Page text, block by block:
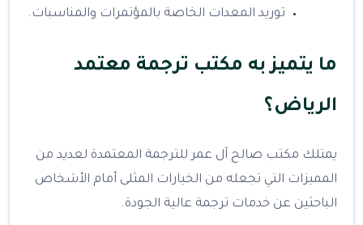
توريد المعدات الخاصة بالمؤتمرات والمناسبات.
ما يتميز به مكتب ترجمة معتمد
الرياض؟
يمتلك مكتب صالح آل عمر للترجمة المعتمدة لعديد من
المميزات التي تجعله من الخيارات المثلى أمام الأشخاص
الباحثين عن خدمات ترجمة عالية الجودة.